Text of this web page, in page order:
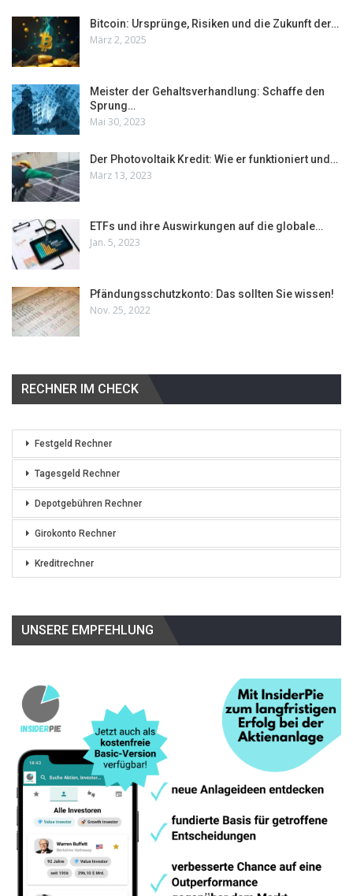
Bitcoin: Ursprünge, Risiken und die Zukunft der…
März 2, 2025
Meister der Gehaltsverhandlung: Schaffe den
Sprung…
Mai 30, 2023
Der Photovoltaik Kredit: Wie er funktioniert und…
März 13, 2023
ETFs und ihre Auswirkungen auf die globale…
Jan. 5, 2023
Pfändungsschutzkonto: Das sollten Sie wissen!
Nov. 25, 2022
RECHNER IM CHECK
Festgeld Rechner
Tagesgeld Rechner
Depotgebühren Rechner
Girokonto Rechner
Kreditrechner
UNSERE EMPFEHLUNG